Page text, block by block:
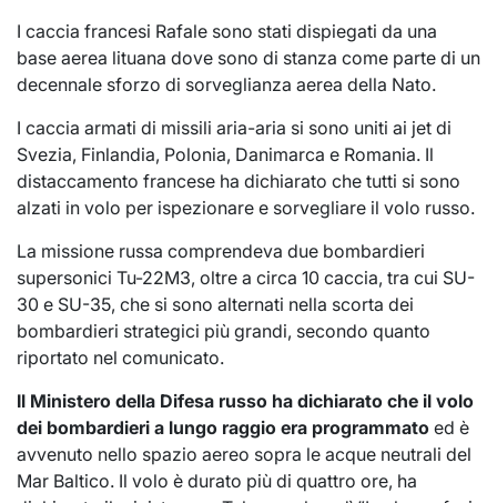
I caccia francesi Rafale sono stati dispiegati da una
base aerea lituana dove sono di stanza come parte di un
decennale sforzo di sorveglianza aerea della Nato.
I caccia armati di missili aria-aria si sono uniti ai jet di
Svezia, Finlandia, Polonia, Danimarca e Romania. Il
distaccamento francese ha dichiarato che tutti si sono
alzati in volo per ispezionare e sorvegliare il volo russo.
La missione russa comprendeva due bombardieri
supersonici Tu-22M3, oltre a circa 10 caccia, tra cui SU-
30 e SU-35, che si sono alternati nella scorta dei
bombardieri strategici più grandi, secondo quanto
riportato nel comunicato.
Il Ministero della Difesa russo ha dichiarato che il volo
dei bombardieri a lungo raggio era programmato ed è
avvenuto nello spazio aereo sopra le acque neutrali del
Mar Baltico. Il volo è durato più di quattro ore, ha